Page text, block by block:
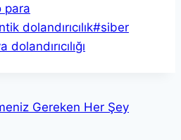
para
dolandırıcılık#siber
Gereken Her Şey